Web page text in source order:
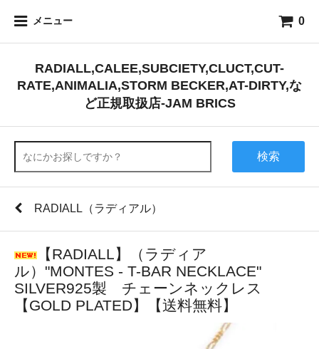
メニュー 0
RADIALL,CALEE,SUBCIETY,CLUCT,CUT-
RATE,ANIMALIA,STORM BECKER,AT-DIRTY,な
ど正規取扱店-JAM BRICS
検索
RADIALL（ラディアル）
【RADIALL】（ラディア
ル）"MONTES - T-BAR NECKLACE"
SILVER925製 チェーンネックレス
【GOLD PLATED】【送料無料】